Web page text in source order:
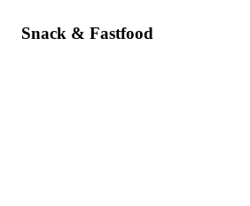
Snack & Fastfood